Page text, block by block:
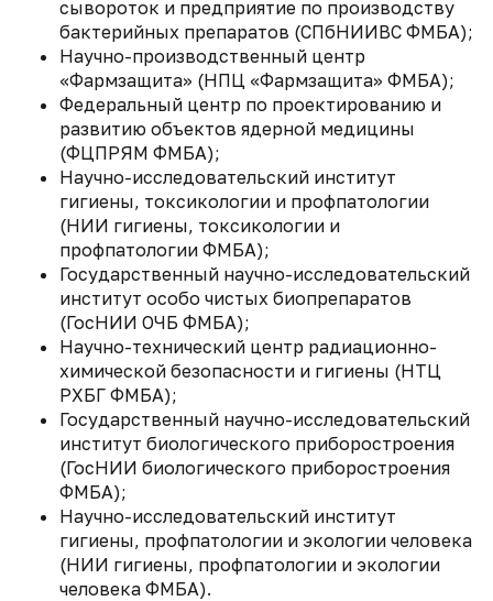
сывороток и предприятие по производству
бактерийных препаратов (СПбНИИВС ФМБА);
Научно-производственный центр
«Фармзащита» (НПЦ «Фармзащита» ФМБА);
Федеральный центр по проектированию и
развитию объектов ядерной медицины
(ФЦПРЯМ ФМБА);
Научно-исследовательский институт
гигиены, токсикологии и профпатологии
(НИИ гигиены, токсикологии и
профпатологии ФМБА);
Государственный научно-исследовательский
институт особо чистых биопрепаратов
(ГосНИИ ОЧБ ФМБА);
Научно-технический центр радиационно-
химической безопасности и гигиены (НТЦ
РХБГ ФМБА);
Государственный научно-исследовательский
институт биологического приборостроения
(ГосНИИ биологического приборостроения
ФМБА);
Научно-исследовательский институт
гигиены, профпатологии и экологии человека
(НИИ гигиены, профпатологии и экологии
человека ФМБА).